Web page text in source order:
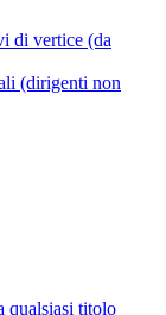
di vertice (da
(dirigenti non
qualsiasi titolo